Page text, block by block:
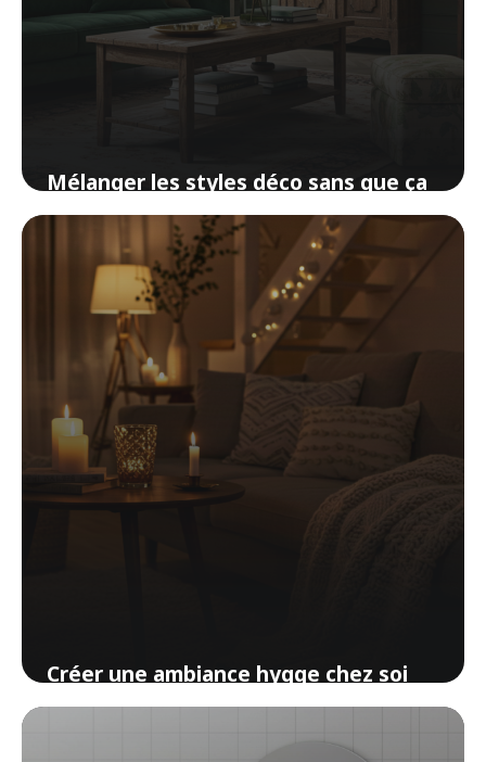
Mélanger les styles déco sans que ça
ressemble à un bazar
15 avril 2026
Créer une ambiance hygge chez soi
sans acheter un seul meuble